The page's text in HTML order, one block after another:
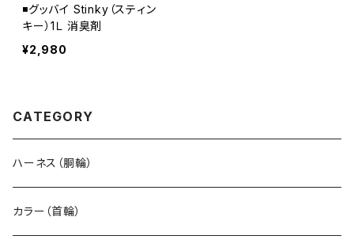
◾️グッバイ Stinky（スティン
キー）1Ｌ 消臭剤
¥2,980
CATEGORY
ハーネス（胴輪）
カラー（首輪）